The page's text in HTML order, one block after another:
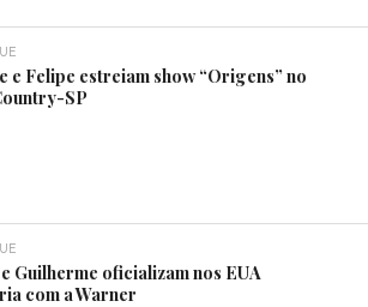
e Felipe estreiam show “Origens” no
SP
Guilherme oficializam nos EUA
com a Warner